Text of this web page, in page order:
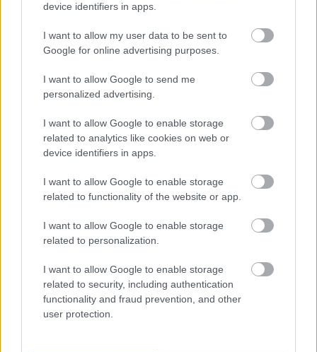
device identifiers in apps.
I want to allow my user data to be sent to
Google for online advertising purposes.
I want to allow Google to send me
personalized advertising.
I want to allow Google to enable storage
related to analytics like cookies on web or
device identifiers in apps.
I want to allow Google to enable storage
related to functionality of the website or app.
I want to allow Google to enable storage
related to personalization.
I want to allow Google to enable storage
related to security, including authentication
functionality and fraud prevention, and other
user protection.